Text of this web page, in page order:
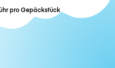
pro Gepäckstück